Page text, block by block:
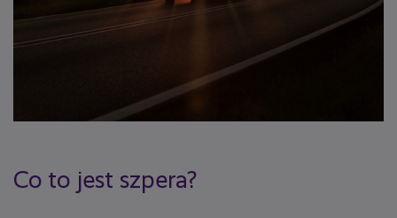
Co to jest szpera?